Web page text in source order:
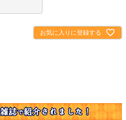
お気に入りに登録する